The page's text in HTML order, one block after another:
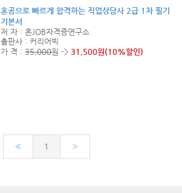
혼공으로 빠르게 합격하는 직업상담사 2급 1차 필기
기본서
저 자 : 혼JOB자격증연구소
출판사 : 커리어빅
가 격 :35,000원 -> 31,500원(10%할인)
« 1 »